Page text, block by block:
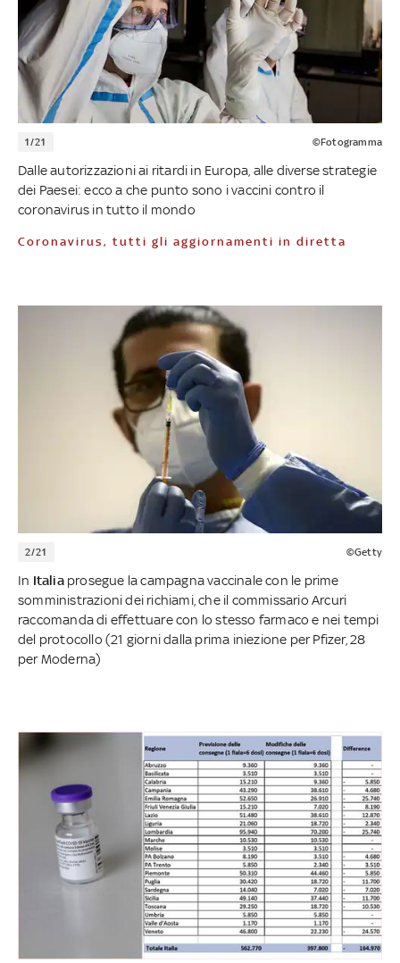
1/21 ©Fotogramma
Dalle autorizzazioni ai ritardi in Europa, alle diverse strategie
dei Paesei: ecco a che punto sono i vaccini contro il
coronavirus in tutto il mondo
Coronavirus, tutti gli aggiornamenti in diretta
2/21 ©Getty
In Italiaprosegue la campagna vaccinale con le prime
somministrazioni dei richiami, che il commissario Arcuri
raccomanda di effettuare con lo stesso farmaco e nei tempi
del protocollo (21 giorni dalla prima iniezione per Pfizer, 28
per Moderna)